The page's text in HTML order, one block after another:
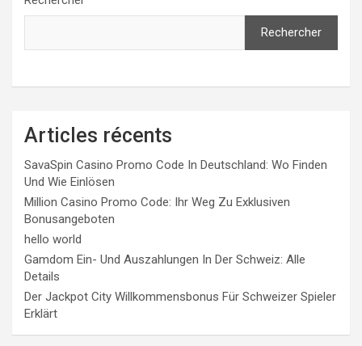
Rechercher
Articles récents
SavaSpin Casino Promo Code In Deutschland: Wo Finden
Und Wie Einlösen
Million Casino Promo Code: Ihr Weg Zu Exklusiven
Bonusangeboten
hello world
Gamdom Ein- Und Auszahlungen In Der Schweiz: Alle
Details
Der Jackpot City Willkommensbonus Für Schweizer Spieler
Erklärt